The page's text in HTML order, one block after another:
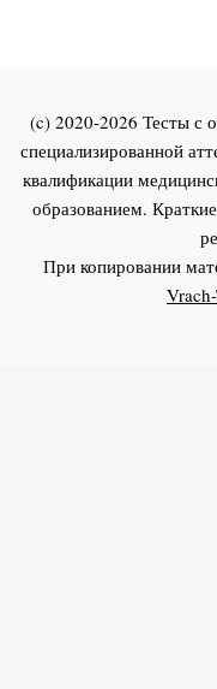
(c) 2020-2026 Тесты с
специализированной
квалификации
образованием.
При копировании